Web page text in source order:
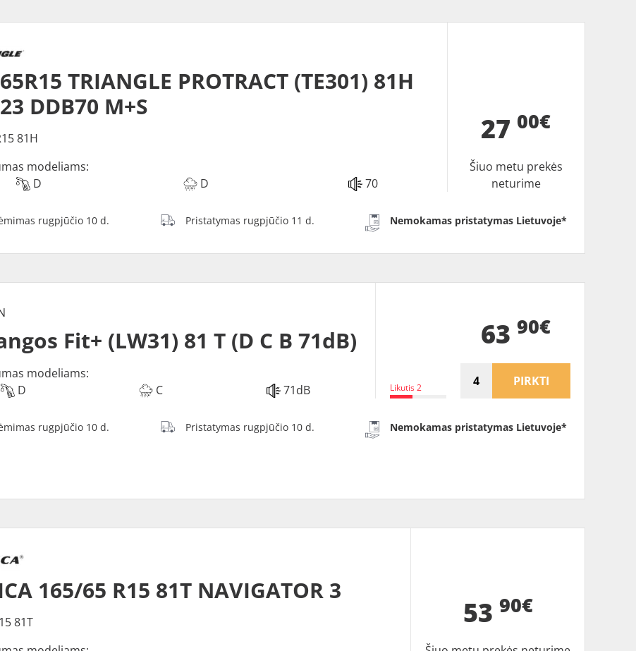
TRIANGLE PROTRACT (TE301) 81H
DDB70 M+S
81H
modeliams:
D
D 70
27 00€
Šiuo metu prekės
neturime
rugpjūčio 10 d. Pristatymas rugpjūčio 11 d. Nemokamas pristatymas Lietuvoje*
Fit+ (LW31) 81 T (D C B 71dB)
modeliams:
D
C 71dB Likutis 2
63 90€
PIRKTI
rugpjūčio 10 d. Pristatymas rugpjūčio 10 d. Nemokamas pristatymas Lietuvoje*
165/65 R15 81T NAVIGATOR 3
81T
53 90€